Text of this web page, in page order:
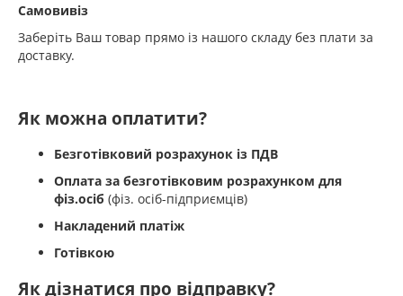
Самовивіз
Заберіть Ваш товар прямо із нашого складу без плати за
доставку.
Як можна оплатити?
Безготівковий розрахунок із ПДВ
Оплата за безготівковим розрахунком для
фіз.осіб (фіз. осіб-підприємців)
Накладений платіж
Готівкою
Як дізнатися про відправку?